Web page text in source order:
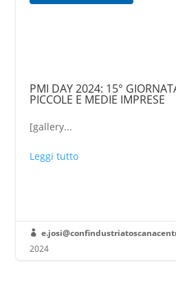
PMI DAY 2024: 15°
PICCOLE E MEDIE IMPRESE
[gallery...
Leggi tutto

2024